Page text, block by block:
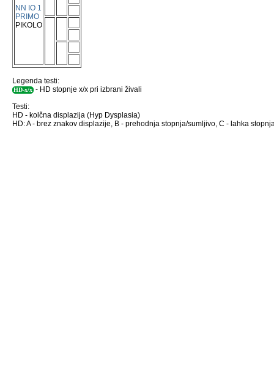
NN IO 1
PRIMO
PIKOLO
Legenda testi:
HD-x/x - HD stopnje x/x pri izbrani živali
Testi:
HD - kolčna displazija (Hyp Dysplasia)
HD: A - brez znakov displazije, B - prehodnja stopnja/sumljivo, C - lahka